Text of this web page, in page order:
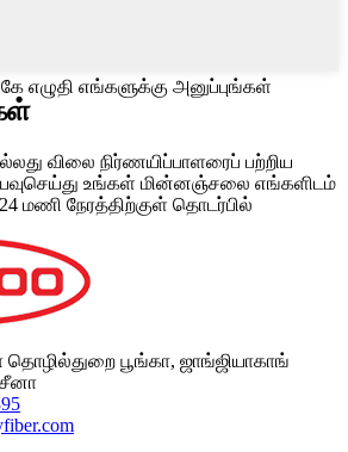
எழுதி எங்களுக்கு அனுப்புங்கள்
விலை நிர்ணயிப்பாளரைப் பற்றிய
உங்கள் மின்னஞ்சலை எங்களிடம்
மணி நேரத்திற்குள் தொடர்பில்
தொழில்துறை பூங்கா, ஜாங்ஜியாகாங்
சீனா